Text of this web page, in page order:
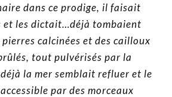
dans ce prodige, il faisait
et les dictait…déjà tombaient
pierres calcinées et des cailloux
tout pulvérisés par la
la mer semblait refluer et le
par des morceaux